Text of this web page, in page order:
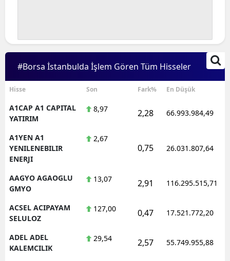
#Borsa İstanbulda İşlem Gören Tüm Hisseler
Hisse Son Fark% En Düşük
A1CAP A1 CAPITAL
YATIRIM
8,97 2,28 66.993.984,49
A1YEN A1
YENILENEBILIR
ENERJI
2,67
0,75 26.031.807,64
AAGYO AGAOGLU
GMYO
13,07 2,91 116.295.515,71
ACSEL ACIPAYAM
SELULOZ
127,00 0,47 17.521.772,20
ADEL ADEL
KALEMCILIK
29,54 2,57 55.749.955,88